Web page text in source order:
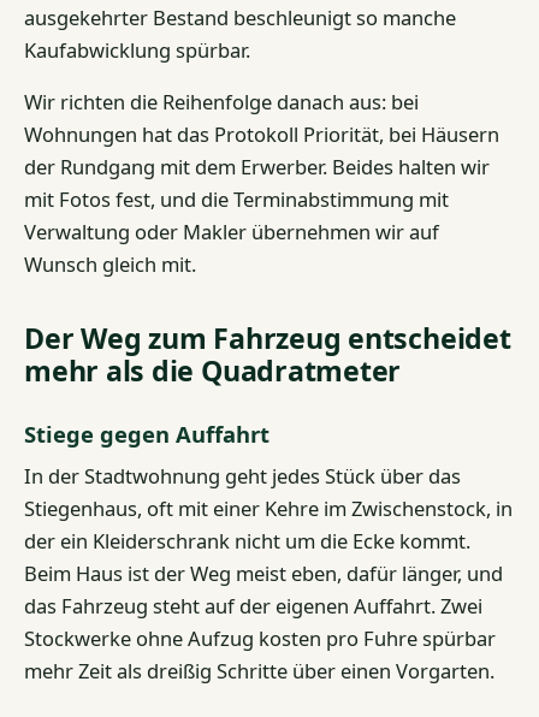
ausgekehrter Bestand beschleunigt so manche
Kaufabwicklung spürbar.
Wir richten die Reihenfolge danach aus: bei
Wohnungen hat das Protokoll Priorität, bei Häusern
der Rundgang mit dem Erwerber. Beides halten wir
mit Fotos fest, und die Terminabstimmung mit
Verwaltung oder Makler übernehmen wir auf
Wunsch gleich mit.
Der Weg zum Fahrzeug entscheidet
mehr als die Quadratmeter
Stiege gegen Auffahrt
In der Stadtwohnung geht jedes Stück über das
Stiegenhaus, oft mit einer Kehre im Zwischenstock, in
der ein Kleiderschrank nicht um die Ecke kommt.
Beim Haus ist der Weg meist eben, dafür länger, und
das Fahrzeug steht auf der eigenen Auffahrt. Zwei
Stockwerke ohne Aufzug kosten pro Fuhre spürbar
mehr Zeit als dreißig Schritte über einen Vorgarten.